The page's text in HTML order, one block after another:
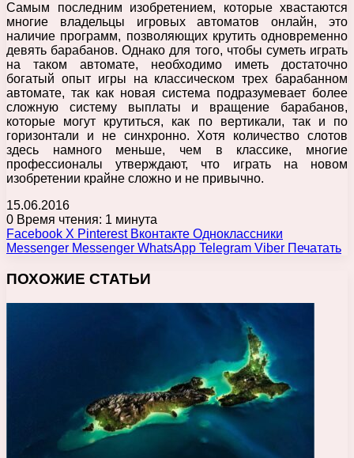
Самым последним изобретением, которые хвастаются
многие владельцы игровых автоматов онлайн, это
наличие программ, позволяющих крутить одновременно
девять барабанов. Однако для того, чтобы суметь играть
на таком автомате, необходимо иметь достаточно
богатый опыт игры на классическом трех барабанном
автомате, так как новая система подразумевает более
сложную систему выплаты и вращение барабанов,
которые могут крутиться, как по вертикали, так и по
горизонтали и не синхронно. Хотя количество слотов
здесь намного меньше, чем в классике, многие
профессионалы утверждают, что играть на новом
изобретении крайне сложно и не привычно.
15.06.2016
0 Время чтения: 1 минута
Facebook X Pinterest Вконтакте Одноклассники
Messenger Messenger WhatsApp Telegram Viber Печатать
ПОХОЖИЕ СТАТЬИ